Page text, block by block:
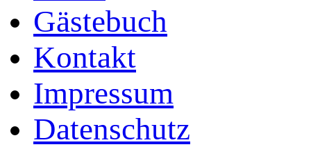
Gästebuch
Kontakt
Impressum
Datenschutz